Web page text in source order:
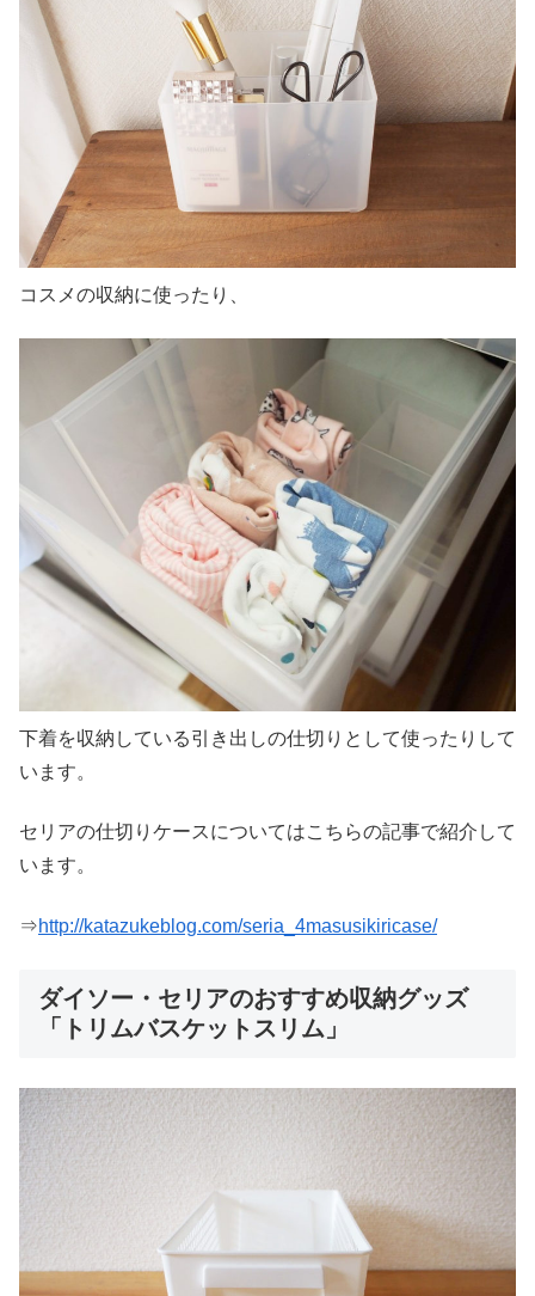
コスメの収納に使ったり、
下着を収納している引き出しの仕切りとして使ったりして
います。
セリアの仕切りケースについてはこちらの記事で紹介して
います。
⇒http://katazukeblog.com/seria_4masusikiricase/
ダイソー・セリアのおすすめ収納グッズ
「トリムバスケットスリム」